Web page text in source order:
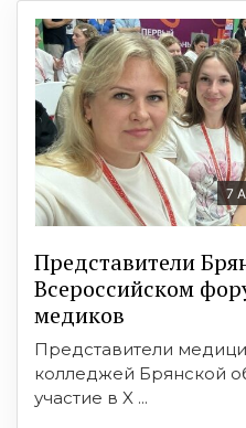
7
Представители
Всероссийском
медиков
Представители
колледжей Брянской
участие в X ...